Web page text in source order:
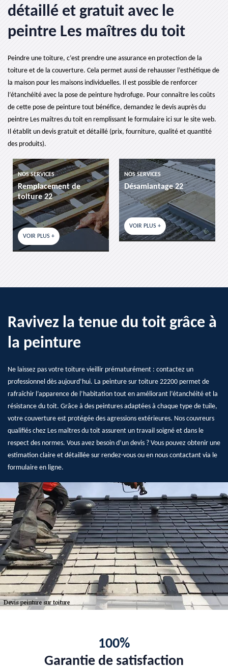
détaillé et gratuit avec le
peintre Les maîtres du toit
Peindre une toiture, c’est prendre une assurance en protection de la
toiture et de la couverture. Cela permet aussi de rehausser l’esthétique de
la maison pour les maisons individuelles. Il est possible de renforcer
l’étanchéité avec la pose de peinture hydrofuge. Pour connaître les coûts
de cette pose de peinture tout bénéfice, demandez le devis auprès du
peintre Les maîtres du toit en remplissant le formulaire ici sur le site web.
Il établit un devis gratuit et détaillé (prix, fourniture, qualité et quantité
des produits).
de
NOS SERVICES
Désamiantage 22
VOIR PLUS +
NOS SERVICES
etancheite de
VOIR PLUS +
Ravivez la tenue du toit grâce à
la peinture
Ne laissez pas votre toiture vieillir prématurément : contactez un
professionnel dès aujourd’hui. La peinture sur toiture 22200 permet de
rafraîchir l’apparence de l’habitation tout en améliorant l’étanchéité et la
résistance du toit. Grâce à des peintures adaptées à chaque type de tuile,
votre couverture est protégée des agressions extérieures. Nos couvreurs
qualifiés chez Les maîtres du toit assurent un travail soigné et dans le
respect des normes. Vous avez besoin d’un devis ? Vous pouvez obtenir une
estimation claire et détaillée sur rendez-vous ou en nous contactant via le
formulaire en ligne.
100%
Garantie de satisfaction